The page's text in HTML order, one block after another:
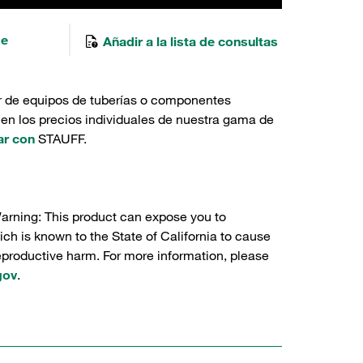
Añadir a la lista de consultas
equipos de tuberías o componentes
los precios individuales de nuestra gama de
con STAUFF.
This product can expose you to
is known to the State of California to cause
harm. For more information, please
.